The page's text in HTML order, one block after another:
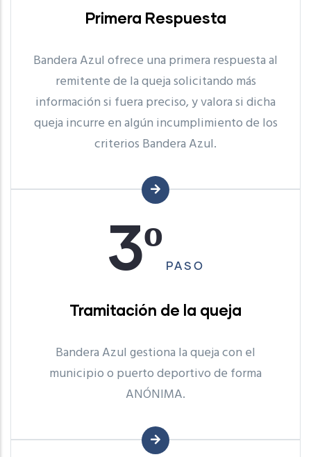
Primera Respuesta
Bandera Azul ofrece una primera respuesta al
remitente de la queja solicitando más
información si fuera preciso, y valora si dicha
queja incurre en algún incumplimiento de los
criterios Bandera Azul.
3º PASO
Tramitación de la queja
Bandera Azul gestiona la queja con el
municipio o puerto deportivo de forma
ANÓNIMA.